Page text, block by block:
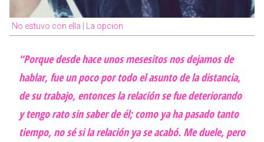
No estuvo con ella | La opcion
“Porque desde hace unos mesesitos nos dejamos de
hablar, fue un poco por todo el asunto de la distancia,
de su trabajo, entonces la relación se fue deteriorando
y tengo rato sin saber de él; como ya ha pasado tanto
tiempo, no sé si la relación ya se acabó. Me duele, pero